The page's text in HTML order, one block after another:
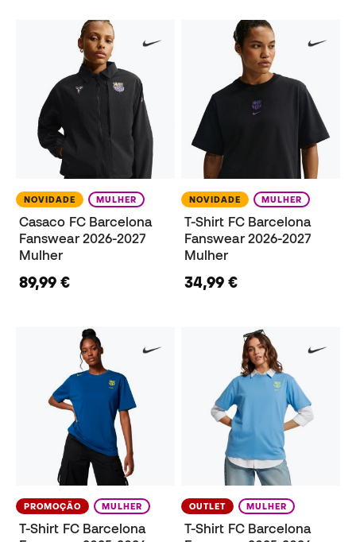
NOVIDADE MULHER
Casaco FC Barcelona
Fanswear 2026-2027
Mulher
89,99 €
NOVIDADE MULHER
T-Shirt FC Barcelona
Fanswear 2026-2027
Mulher
34,99 €
PROMOÇÃO MULHER
T-Shirt FC Barcelona
OUTLET MULHER
T-Shirt FC Barcelona